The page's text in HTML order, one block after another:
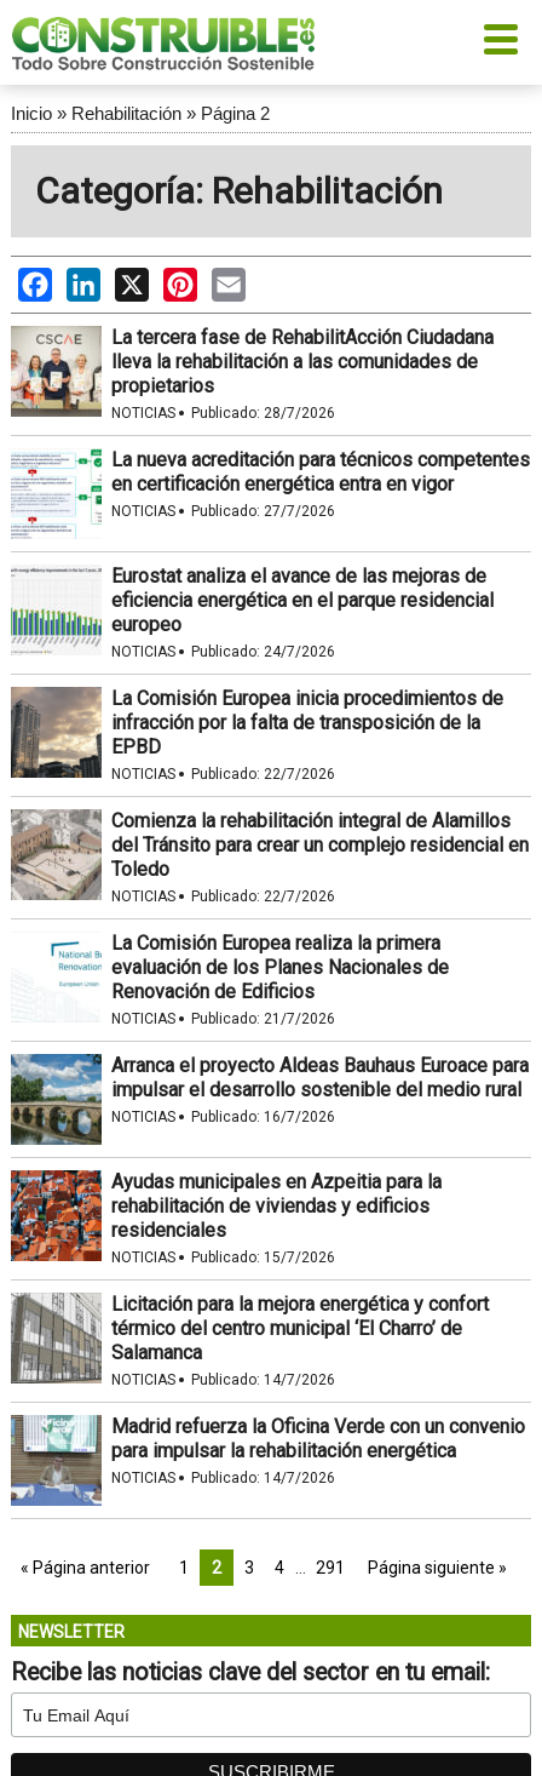
Inicio» Rehabilitación» Página 2
Categoría: Rehabilitación
FacebookLinkedIn
X PinterestEmail
La tercera fase de RehabilitAcción Ciudadana
lleva la rehabilitación a las comunidades de
propietarios
NOTICIAS · Publicado: 28/7/2026
La nueva acreditación para técnicos competentes
en certificación energética entra en vigor
NOTICIAS · Publicado: 27/7/2026
Eurostat analiza el avance de las mejoras de
eficiencia energética en el parque residencial
europeo
NOTICIAS · Publicado: 24/7/2026
La Comisión Europea inicia procedimientos de
infracción por la falta de transposición de la
EPBD
NOTICIAS · Publicado: 22/7/2026
Comienza la rehabilitación integral de Alamillos
del Tránsito para crear un complejo residencial en
Toledo
NOTICIAS · Publicado: 22/7/2026
La Comisión Europea realiza la primera
evaluación de los Planes Nacionales de
Renovación de Edificios
NOTICIAS · Publicado: 21/7/2026
Arranca el proyecto Aldeas Bauhaus Euroace para
impulsar el desarrollo sostenible del medio rural
NOTICIAS · Publicado: 16/7/2026
Ayudas municipales en Azpeitia para la
rehabilitación de viviendas y edificios
residenciales
NOTICIAS · Publicado: 15/7/2026
Licitación para la mejora energética y confort
térmico del centro municipal ‘El Charro’ de
Salamanca
NOTICIAS · Publicado: 14/7/2026
Madrid refuerza la Oficina Verde con un convenio
para impulsar la rehabilitación energética
NOTICIAS · Publicado: 14/7/2026
« Página anterior 1 2 3 4 291 Página siguiente »
NEWSLETTER
Recibe las noticias clave del sector en tu email: